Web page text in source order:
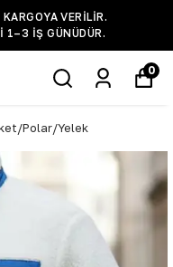
VERILIR.
1–3 IŞ GÜNÜDÜR.
0
Polar/Yelek